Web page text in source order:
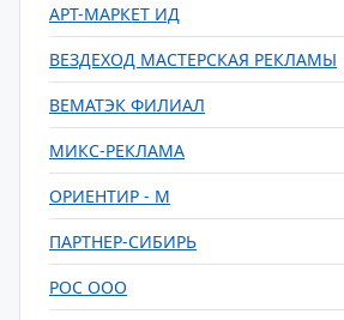
АРТ-МАРКЕТ ИД
ВЕЗДЕХОД МАСТЕРСКАЯ РЕКЛАМЫ
ВЕМАТЭК ФИЛИАЛ
МИКС-РЕКЛАМА
ОРИЕНТИР - М
ПАРТНЕР-СИБИРЬ
РОС ООО